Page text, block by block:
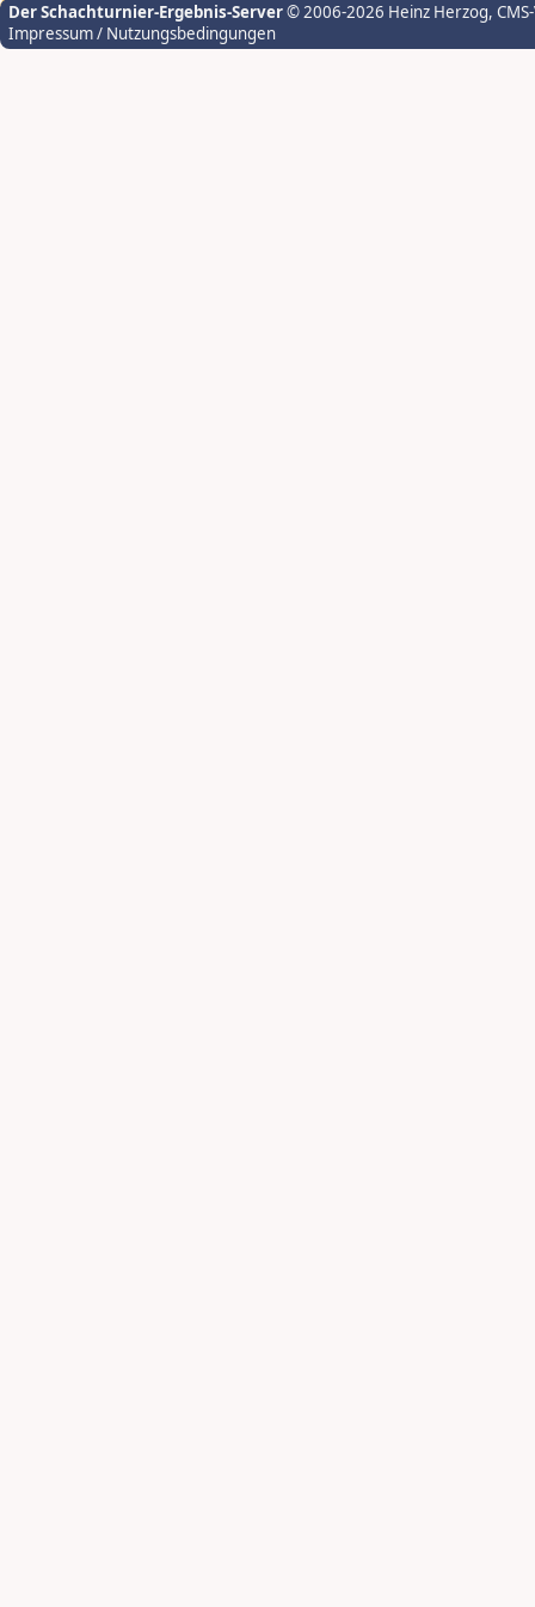
Der Schachturnier-Ergebnis-Server© 2006-2026 Heinz Herzog,
Impressum / Nutzungsbedingungen